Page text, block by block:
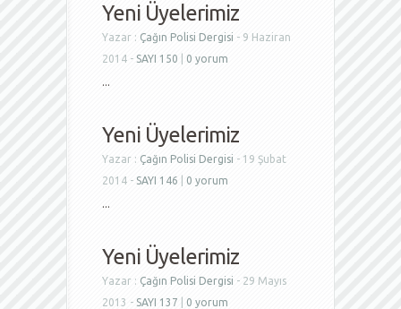
Yeni Üyelerimiz
Yazar : Çağın Polisi Dergisi - 9 Haziran
2014 - SAYI 150
0 yorum
...
Yeni Üyelerimiz
Yazar : Çağın Polisi Dergisi - 19 Şubat
2014 - SAYI 146
0 yorum
...
Yeni Üyelerimiz
Yazar : Çağın Polisi Dergisi - 29 Mayıs
2013 - SAYI 137 0 yorum